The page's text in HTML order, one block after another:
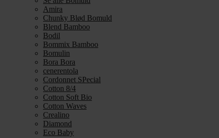
Amira
Chunky Blød Bomuld
Blend Bamboo
Bodil
Bommix Bamboo
Bomulin
Bora Bora
cenerentola
Cordonnet SPecial
Cotton 8/4
Cotton Soft Bio
Cotton Waves
Crealino
Diamond
Eco Baby